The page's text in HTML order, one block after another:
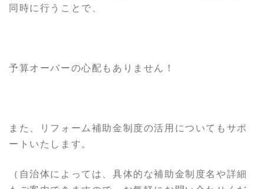
同時に行うことで、
予算オーバーの心配もありません！
また、リフォーム補助金制度の活用についてもサポ
ートいたします。
（自治体によっては、具体的な補助金制度名や詳細